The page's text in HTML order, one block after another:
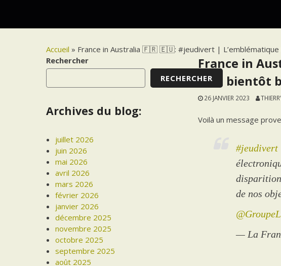
Accueil » France in Australia 🇫🇷 🇪🇺: #jeudivert |
France in
sera bientôt
26 JANVIER 2023
Voilà un message
#jeudivert
de nos
— La
Rechercher
RECHERCHER
Archives du blog:
juillet 2026
juin 2026
mai 2026
avril 2026
mars 2026
février 2026
janvier 2026
décembre 2025
novembre 2025
octobre 2025
septembre 2025
août 2025